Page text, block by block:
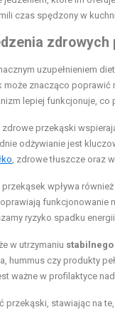
czas spędzony w
zdrowych
uzupełnieniem
może znacząco poprawić
lepiej funkcjonuje,
przekąski
odżywianie jest
, zdrowe tłuszcze oraz
wpływa
ryzyko spadku
w utrzymaniu
hummus czy produkty
ważne w profilaktyce
przekąski, stawiając na